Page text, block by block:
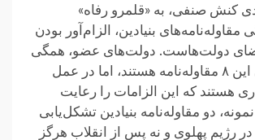
کنش صنفی، به «قلمرو رفاه»
مقاوله‌نامه‌های بنیادین، الزام‌آور بودن
امضای دولت‌هاست. دولت‌های عضو، همگی
ملزم به اجرای این ۸ مقاوله‌نامه هستند، اما در عمل
هستند که این الزامات را رعایت
دو مقاوله‌نامه بنیادین تشکل‌یابی
و «۹۸» نه در رژیم پهلوی و نه پس از انقلاب هرگز